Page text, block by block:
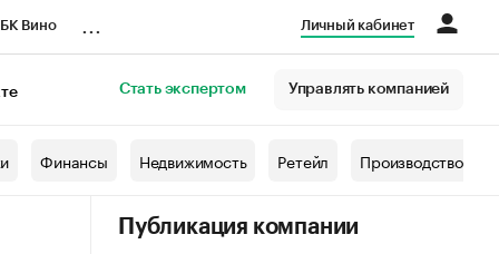
Вино Личный кабинет
Стать экспертом Управлять компанией
Финансы Недвижимость Ретейл Производство
Публикация компании